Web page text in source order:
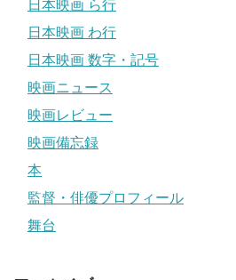
日本映画 ら行
日本映画 わ行
日本映画 数字・記号
映画ニュース
映画レビュー
映画備忘録
本
監督・俳優プロフィール
舞台